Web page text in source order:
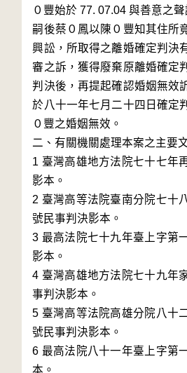
０豐始於 77. 07.04 與善意之
嗣後蔡０鳳以陳０豐知其住所
興訟，所取得之離婚確定判決
審之訴，獲得廢棄原離婚確定
判決後，再提起確認婚姻無效
於八十一年七月二十四日確定
０豐之婚姻無效。
二、有關機關處理本案之主要
1 臺灣高雄地方法院七十七年
影本。
2 臺灣高等法院臺南分院七十
號民事判決影本。
3 最高法院七十九年臺上字第
影本。
4 臺灣高雄地方法院七十九年
事判決影本。
5 臺灣高等法院高雄分院八十
號民事判決影本。
6 最高法院八十一年臺上字第
本。